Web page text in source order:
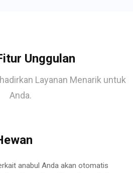
Unggulan
Layanan Menarik untuk
Anda.
anabul Anda akan otomatis